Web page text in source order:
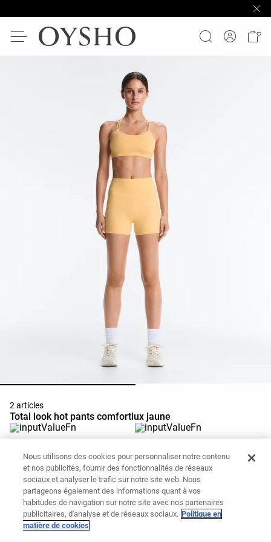
2 articles
Total look hot pants comfortlux jaune
bretelles croisées et faible maintien
39.90 CAD
Ajouter au panier
45.90 CAD
Ajouter au panier
Nous utilisons des cookies pour personnaliser notre contenu
et nos publicités, fournir des fonctionnalités de réseaux
sociaux et analyser le trafic sur notre site web. Nous
partageons également des informations quant à vos
habitudes de navigation sur notre site avec nos partenaires
publicitaires, d'analyse et de réseaux sociaux. Politique en
matière de cookies